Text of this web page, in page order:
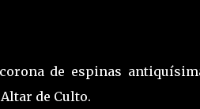
de espinas
de Culto.